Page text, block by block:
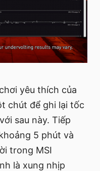
yêu thích của
chút để ghi lại tốc
sau này. Tiếp
5 phút và
trong MSI
là xung nhịp